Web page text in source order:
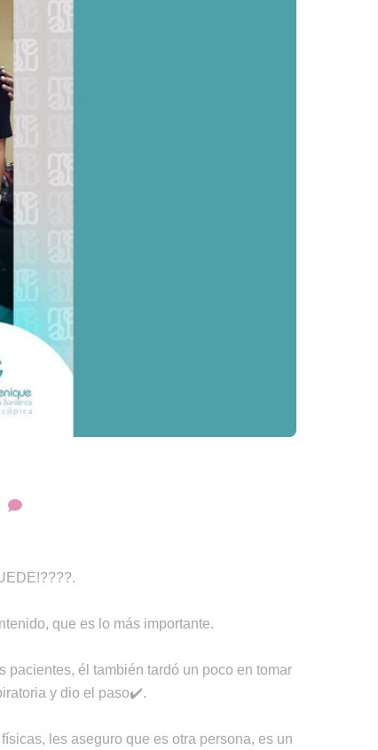
que es lo más importante.
pacientes, él también tardó un poco en tomar
y dio el paso✔️.
les aseguro que es otra persona, es un